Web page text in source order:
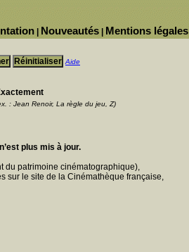
Mentions légales
Nouveautés
Aide
: Jean Renoir, La règle du jeu, Z)
plus mis à jour.
du patrimoine cinématographique),
sur le site de la Cinémathèque française,